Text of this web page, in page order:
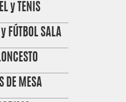
y TENIS
FÚTBOL SALA
DE MESA